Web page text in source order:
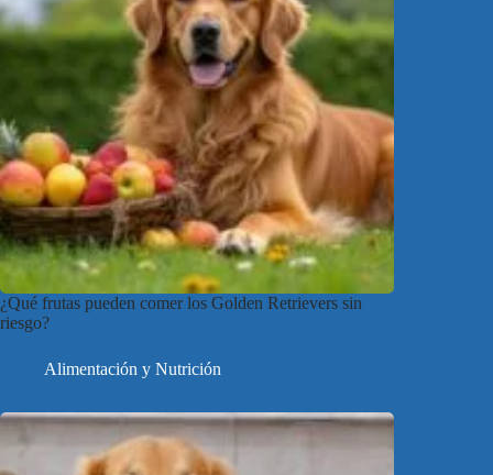
¿Qué frutas pueden comer los Golden Retrievers sin
riesgo?
Alimentación y Nutrición